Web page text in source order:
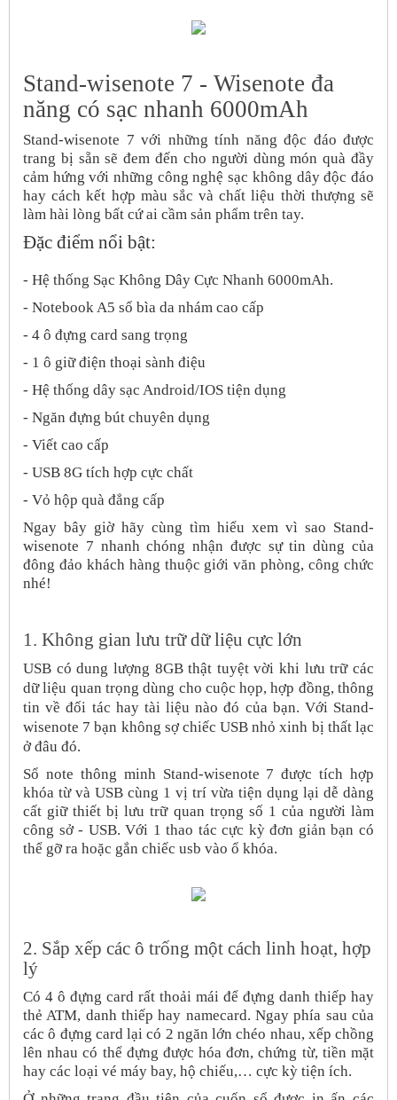
Stand-wisenote 7 - Wisenote đa
năng có sạc nhanh 6000mAh
Stand-wisenote 7 với những tính năng độc đáo được
trang bị sẵn sẽ đem đến cho người dùng món quà đầy
cảm hứng với những công nghệ sạc không dây độc đáo
hay cách kết hợp màu sắc và chất liệu thời thượng sẽ
làm hài lòng bất cứ ai cầm sản phẩm trên tay.
Đặc điểm nổi bật:
- Hệ thống Sạc Không Dây Cực Nhanh 6000mAh.
- Notebook A5 sổ bìa da nhám cao cấp
- 4 ô đựng card sang trọng
- 1 ô giữ điện thoại sành điệu
- Hệ thống dây sạc Android/IOS tiện dụng
- Ngăn đựng bút chuyên dụng
- Viết cao cấp
- USB 8G tích hợp cực chất
- Vỏ hộp quà đẳng cấp
Ngay bây giờ hãy cùng tìm hiểu xem vì sao Stand-
wisenote 7 nhanh chóng nhận được sự tin dùng của
đông đảo khách hàng thuộc giới văn phòng, công chức
nhé!
1. Không gian lưu trữ dữ liệu cực lớn
USB có dung lượng 8GB thật tuyệt vời khi lưu trữ các
dữ liệu quan trọng dùng cho cuộc họp, hợp đồng, thông
tin về đối tác hay tài liệu nào đó của bạn. Với Stand-
wisenote 7 bạn không sợ chiếc USB nhỏ xinh bị thất lạc
ở đâu đó.
Sổ note thông minh Stand-wisenote 7 được tích hợp
khóa từ và USB cùng 1 vị trí vừa tiện dụng lại dễ dàng
cất giữ thiết bị lưu trữ quan trọng số 1 của người làm
công sở - USB. Với 1 thao tác cực kỳ đơn giản bạn có
thể gỡ ra hoặc gắn chiếc usb vào ổ khóa.
2. Sắp xếp các ô trống một cách linh hoạt, hợp
lý
Có 4 ô đựng card rất thoải mái để đựng danh thiếp hay
thẻ ATM, danh thiếp hay namecard. Ngay phía sau của
các ô đựng card lại có 2 ngăn lớn chéo nhau, xếp chồng
lên nhau có thể đựng được hóa đơn, chứng từ, tiền mặt
hay các loại vé máy bay, hộ chiếu,… cực kỳ tiện ích.